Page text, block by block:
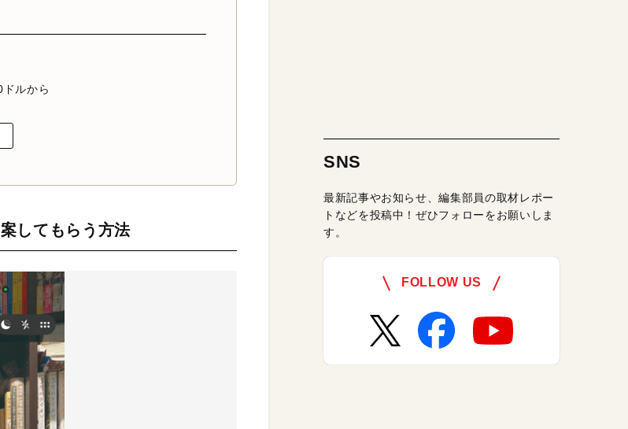
ルから
してもらう方法
SNS
最新記事やお知らせ、編集部員の取材レポー
トなどを投稿中！ぜひフォローをお願いしま
す。
FOLLOW US